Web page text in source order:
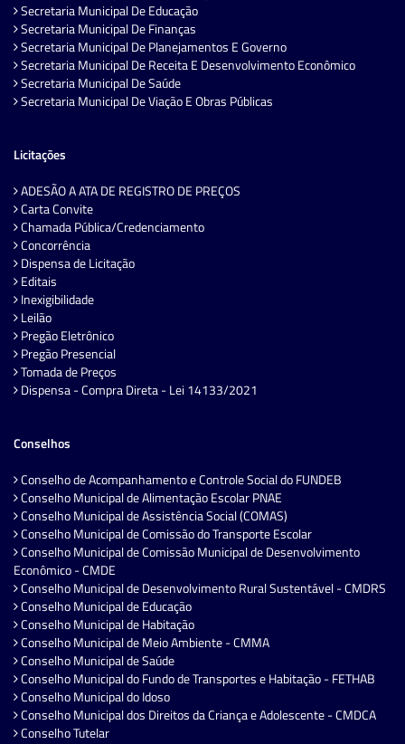
Secretaria Municipal De Educação
Secretaria Municipal De Finanças
Secretaria Municipal De Planejamentos E Governo
Secretaria Municipal De Receita E Desenvolvimento Econômico
Secretaria Municipal De Saúde
Secretaria Municipal De Viação E Obras Públicas
Licitações
ADESÃO A ATA DE REGISTRO DE PREÇOS
Carta Convite
Chamada Pública/Credenciamento
Concorrência
Dispensa de Licitação
Editais
Inexigibilidade
Leilão
Pregão Eletrônico
Pregão Presencial
Tomada de Preços
Dispensa - Compra Direta - Lei 14133/2021
Conselhos
Conselho de Acompanhamento e Controle Social do FUNDEB
Conselho Municipal de Alimentação Escolar PNAE
Conselho Municipal de Assistência Social (COMAS)
Conselho Municipal de Comissão do Transporte Escolar
Conselho Municipal de Comissão Municipal de Desenvolvimento
Econômico - CMDE
Conselho Municipal de Desenvolvimento Rural Sustentável - CMDRS
Conselho Municipal de Educação
Conselho Municipal de Habitação
Conselho Municipal de Meio Ambiente - CMMA
Conselho Municipal de Saúde
Conselho Municipal do Fundo de Transportes e Habitação - FETHAB
Conselho Municipal do Idoso
Conselho Municipal dos Direitos da Criança e Adolescente - CMDCA
Conselho Tutelar